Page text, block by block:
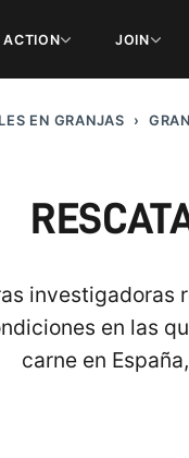
ACTION JOIN
EN GRANJAS
investigadoras
en las
carne en